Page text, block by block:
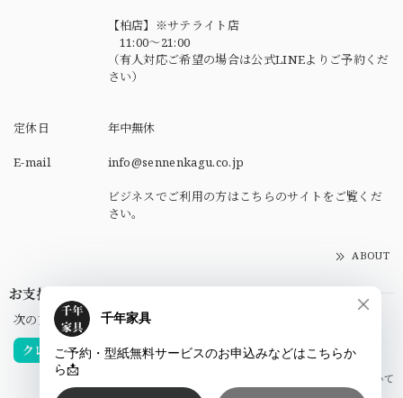
【柏店】※サテライト店
11:00～21:00
（有人対応ご希望の場合は公式LINEよりご予約くだ
さい）
定休日 年中無休
E-mail info@sennenkagu.co.jp
ビジネスでご利用の方はこちらのサイトをご覧くだ
さい。
ABOUT
お支払い方法について
次の方法がご利用頂けます。
クレジットカード
銀行振込
お支払い方法について